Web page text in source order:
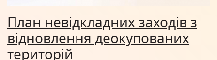
План невідкладних заходів з
відновлення деокупованих
територій